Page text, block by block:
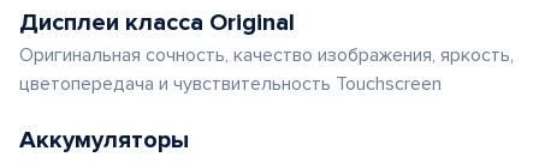
Дисплеи класса Original
Оригинальная сочность, качество изображения, яркость,
цветопередача и чувствительность Touchscreen
Аккумуляторы